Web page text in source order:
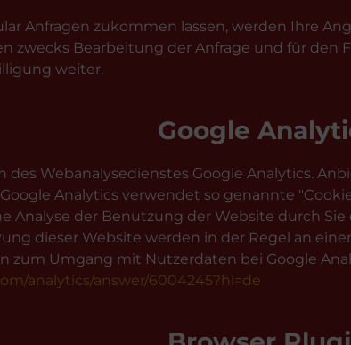
Anfragen zukommen lassen, werden Ihre
zwecks Bearbeitung der Anfrage und für den
weiter.
Google
Webanalysedienstes Google Analytics.
Analytics verwendet so genannte
Analyse der Benutzung der Website durch
dieser Website werden in der Regel an
zum Umgang mit Nutzerdaten bei Google
analytics/answer/6004245?hl=de